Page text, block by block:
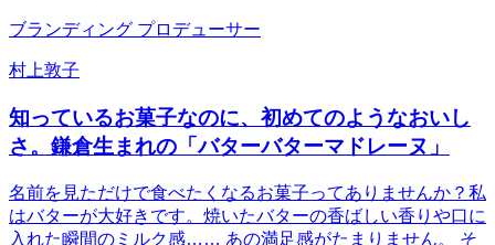
ブランディング プロデューサー
村上敦子
知っているお菓子なのに、初めてのようなおいし
さ。鎌倉生まれの「バターバターマドレーヌ」
名前を見ただけで食べたくなるお菓子ってありませんか？私
はバターが大好きです。焼いたバターの香ばしい香りや口に
入れた瞬間のミルク感…… あの満足感がたまりません。 そ